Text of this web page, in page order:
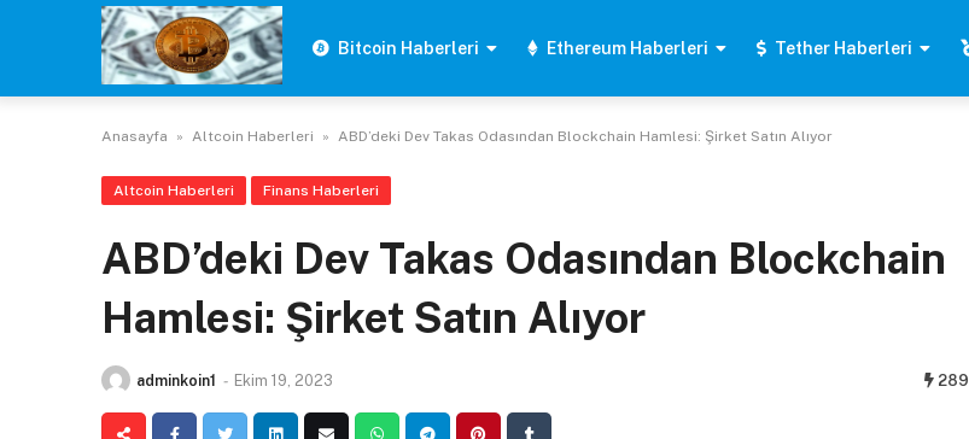
Bitcoin Haberleri Ethereum Haberleri Tether Haberleri
Anasayfa » Altcoin Haberleri » ABD’deki Dev Takas Odasından Blockchain Hamlesi: Şirket Satın Alıyor
Altcoin Haberleri Finans Haberleri
ABD’deki Dev Takas Odasından Blockchain
Hamlesi: Şirket Satın Alıyor
adminkoin1 - Ekim 19, 2023 289